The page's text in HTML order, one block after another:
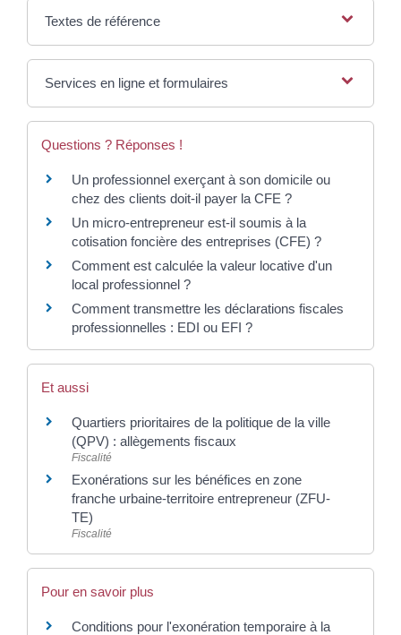
Textes de référence
Services en ligne et formulaires
Questions ? Réponses !
Un professionnel exerçant à son domicile ou
chez des clients doit-il payer la CFE ?
Un micro-entrepreneur est-il soumis à la
cotisation foncière des entreprises (CFE) ?
Comment est calculée la valeur locative d'un
local professionnel ?
Comment transmettre les déclarations fiscales
professionnelles : EDI ou EFI ?
Et aussi
Quartiers prioritaires de la politique de la ville
(QPV) : allègements fiscaux
Fiscalité
Exonérations sur les bénéfices en zone
franche urbaine-territoire entrepreneur (ZFU-
TE)
Fiscalité
Pour en savoir plus
Conditions pour l'exonération temporaire à la